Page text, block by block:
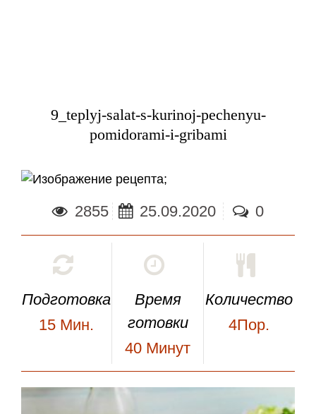
9_teplyj-salat-s-kurinoj-pechenyu-
pomidorami-i-gribami
;
2855 25.09.2020 0
Подготовка
15 Мин.
Время
готовки
40 Минут
Количество
4Пор.